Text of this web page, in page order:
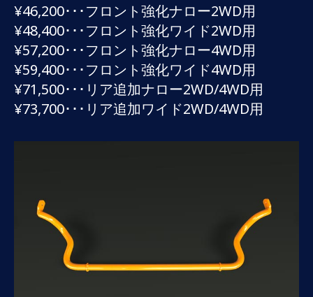
¥46,200･･･フロント強化ナロー2WD用
¥48,400･･･フロント強化ワイド2WD用
¥57,200･･･フロント強化ナロー4WD用
¥59,400･･･フロント強化ワイド4WD用
¥71,500･･･リア追加ナロー2WD/4WD用
¥73,700･･･リア追加ワイド2WD/4WD用